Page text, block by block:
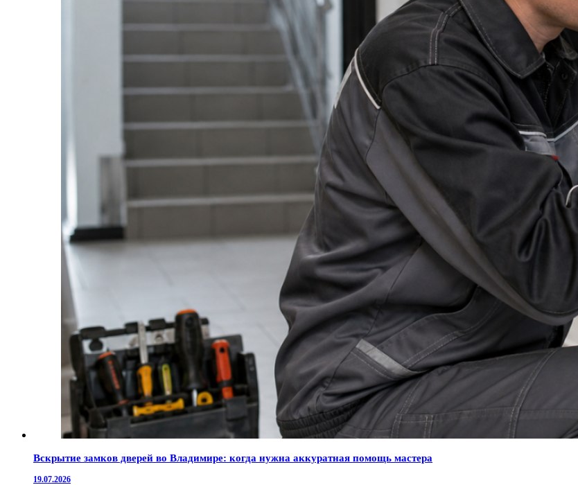
Вскрытие замков дверей во Владимире: когда нужна аккуратная помощь мастера
19.07.2026